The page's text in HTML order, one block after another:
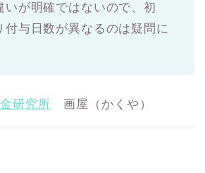
いが明確ではないので、初
付与日数が異なるのは疑問に
研究所 画屋（かくや）